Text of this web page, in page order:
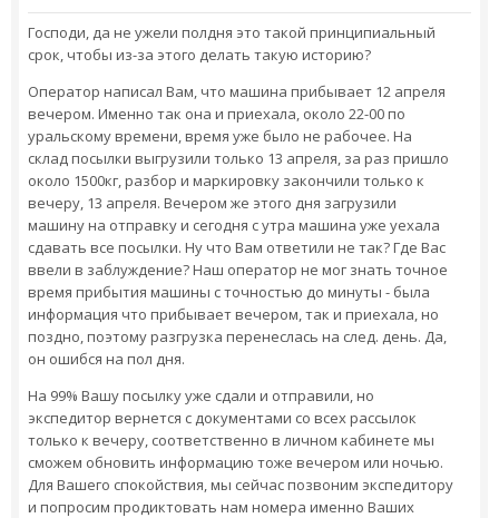
Господи, да не ужели полдня это такой принципиальный
срок, чтобы из-за этого делать такую историю?
Оператор написал Вам, что машина прибывает 12 апреля
вечером. Именно так она и приехала, около 22-00 по
уральскому времени, время уже было не рабочее. На
склад посылки выгрузили только 13 апреля, за раз пришло
около 1500кг, разбор и маркировку закончили только к
вечеру, 13 апреля. Вечером же этого дня загрузили
машину на отправку и сегодня с утра машина уже уехала
сдавать все посылки. Ну что Вам ответили не так? Где Вас
ввели в заблуждение? Наш оператор не мог знать точное
время прибытия машины с точностью до минуты - была
информация что прибывает вечером, так и приехала, но
поздно, поэтому разгрузка перенеслась на след. день. Да,
он ошибся на пол дня.
На 99% Вашу посылку уже сдали и отправили, но
экспедитор вернется с документами со всех рассылок
только к вечеру, соответственно в личном кабинете мы
сможем обновить информацию тоже вечером или ночью.
Для Вашего спокойствия, мы сейчас позвоним экспедитору
и попросим продиктовать нам номера именно Ваших